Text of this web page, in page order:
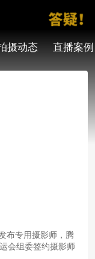
摄动态 直播案例
布专用摄影师，腾
会组委签约摄影师